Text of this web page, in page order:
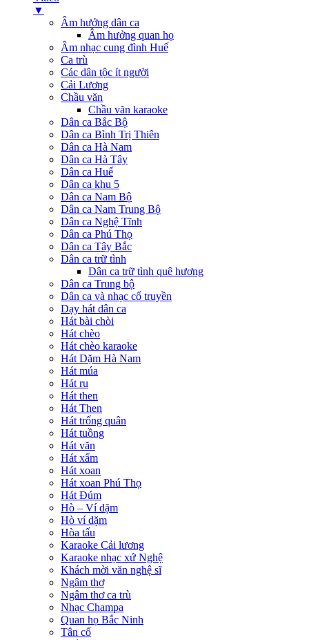
▼
Âm hưởng dân ca
Âm hưởng quan họ
Âm nhạc cung đình Huế
Ca trù
Các dân tộc ít người
Cải Lương
Chầu văn
Chầu văn karaoke
Dân ca Bắc Bộ
Dân ca Bình Trị Thiên
Dân ca Hà Nam
Dân ca Hà Tây
Dân ca Huế
Dân ca khu 5
Dân ca Nam Bộ
Dân ca Nam Trung Bộ
Dân ca Nghệ Tĩnh
Dân ca Phú Thọ
Dân ca Tây Bắc
Dân ca trữ tình
Dân ca trữ tình quê hương
Dân ca Trung bộ
Dân ca và nhạc cổ truyền
Dạy hát dân ca
Hát bài chòi
Hát chèo
Hát chèo karaoke
Hát Dặm Hà Nam
Hát múa
Hát ru
Hát then
Hát Then
Hát trống quân
Hát tuồng
Hát văn
Hát xẩm
Hát xoan
Hát xoan Phú Thọ
Hát Đúm
Hò – Ví dặm
Hò ví dặm
Hòa tấu
Karaoke Cải lương
Karaoke nhạc xứ Nghệ
Khách mời văn nghệ sĩ
Ngâm thơ
Ngâm thơ ca trù
Nhạc Champa
Quan họ Bắc Ninh
Tân cổ